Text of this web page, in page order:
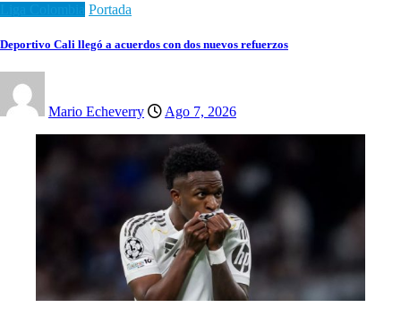
Portada
Deportivo Cali llegó a acuerdos con dos nuevos refuerzos
Mario Echeverry Ago 7, 2026